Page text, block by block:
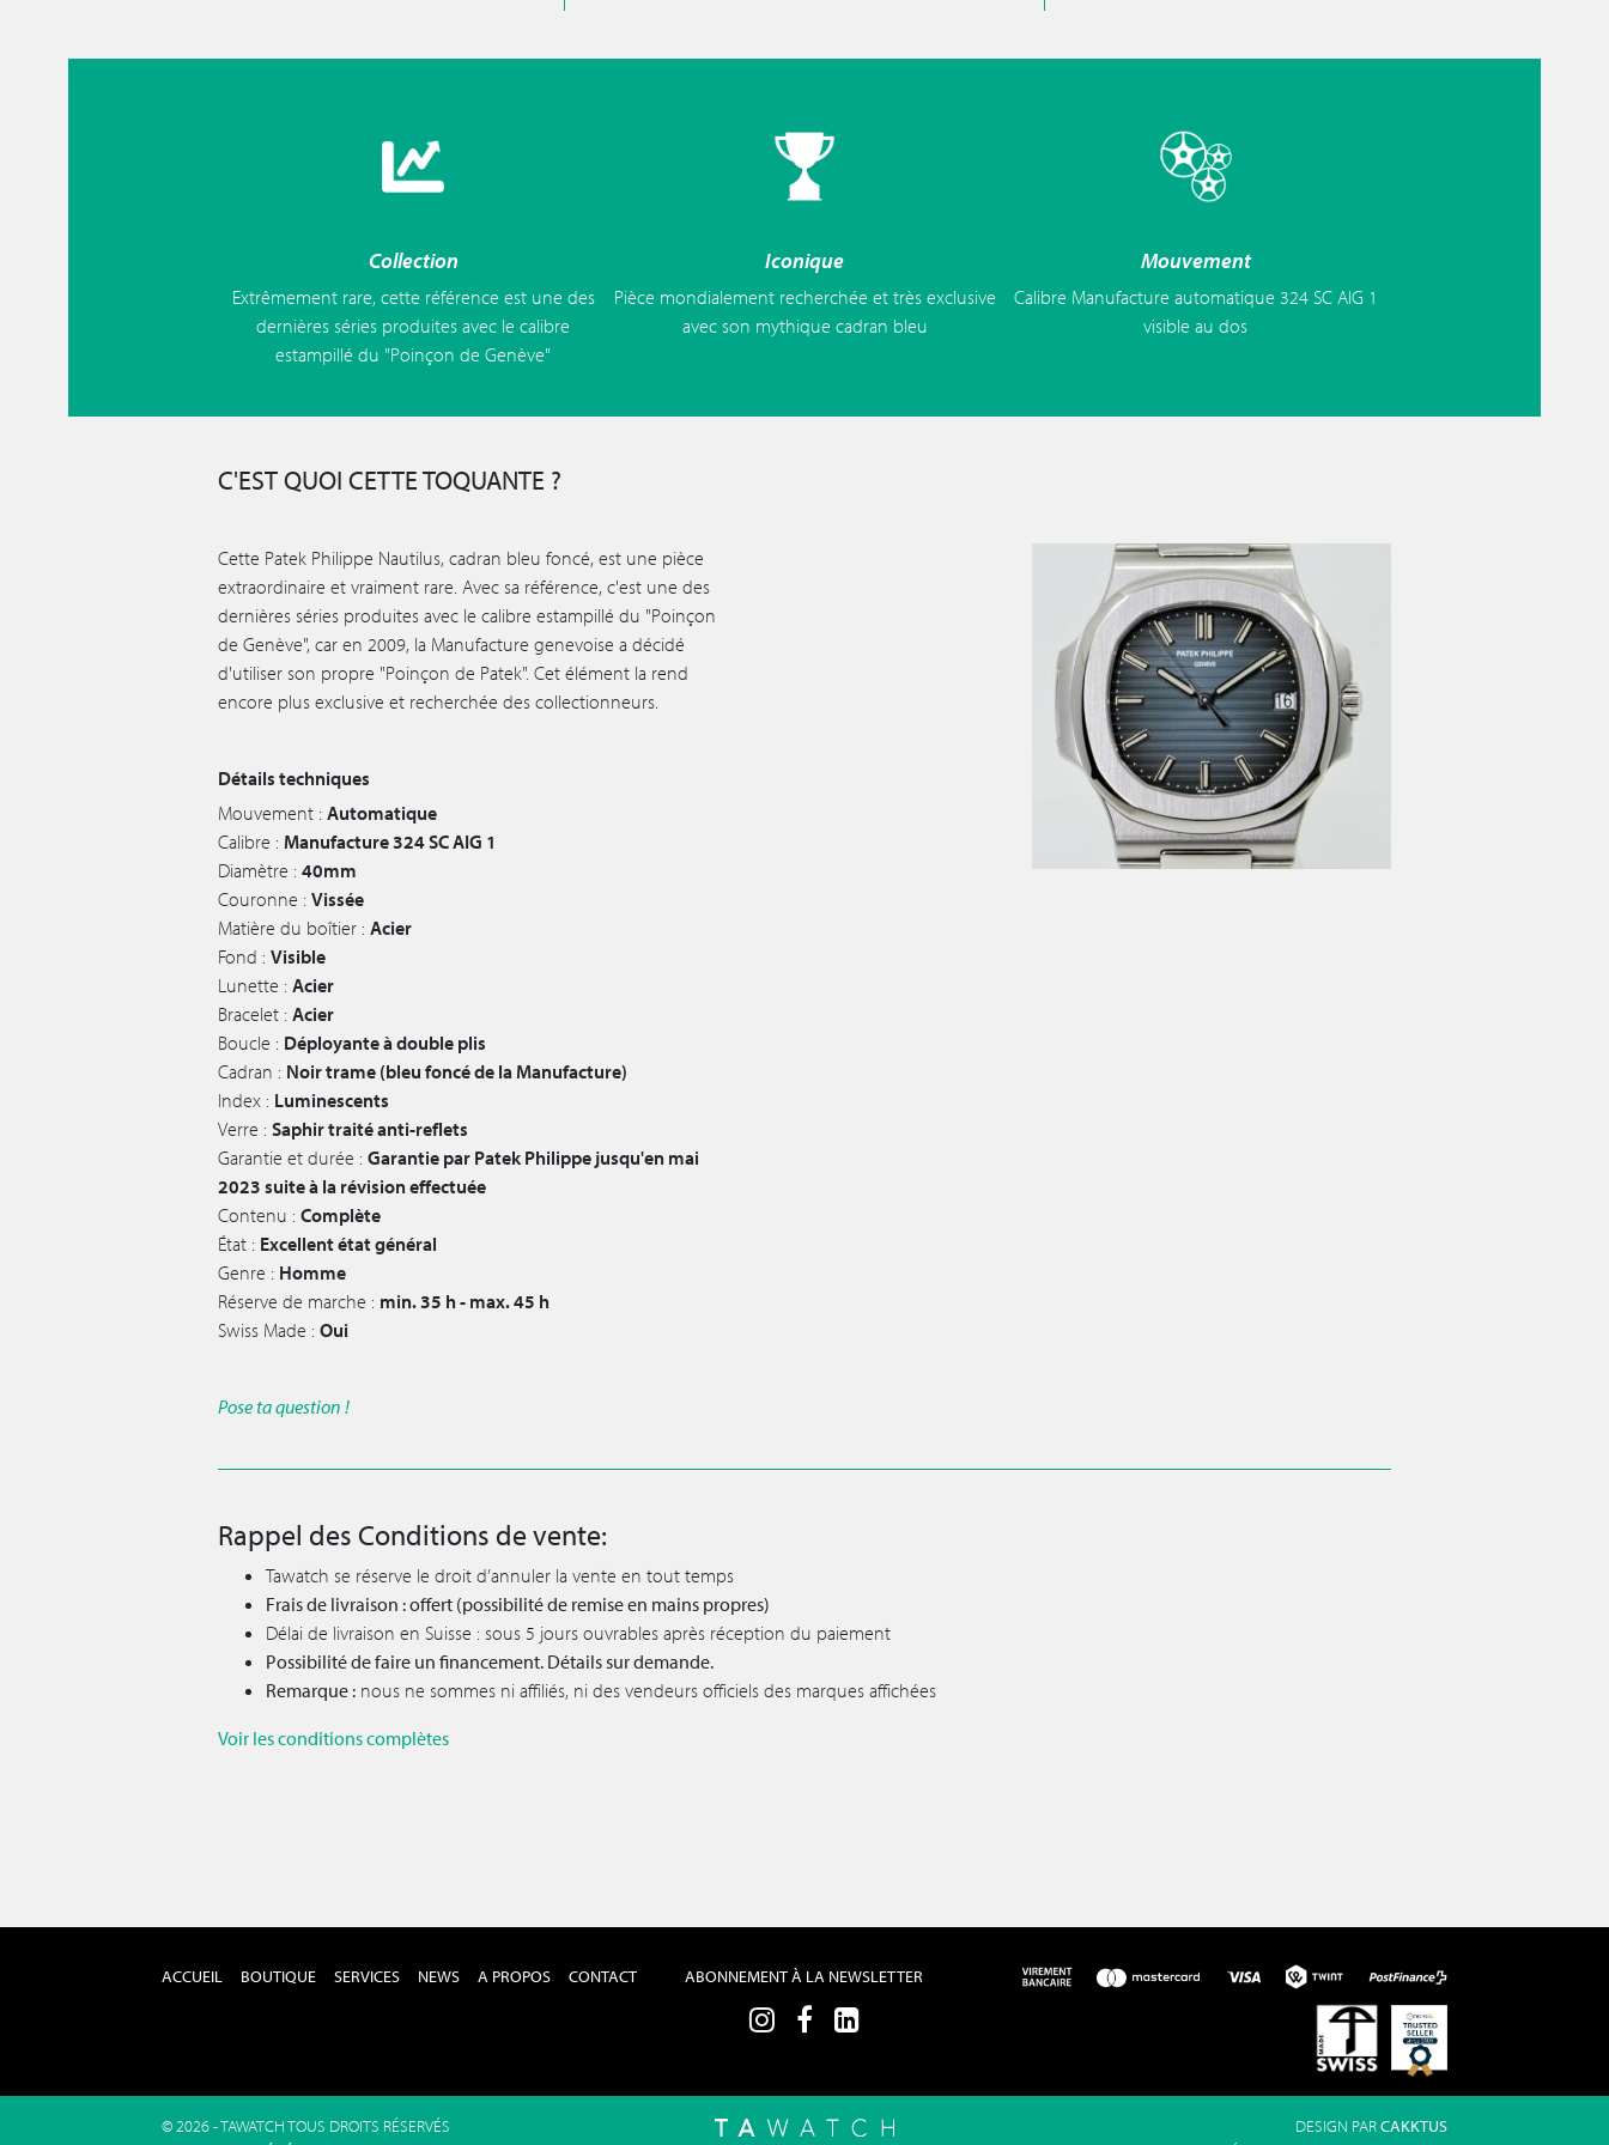
Collection
Extrêmement rare, cette référence est une des
dernières séries produites avec le calibre
estampillé du "Poinçon de Genève"
Iconique
Pièce mondialement recherchée et très exclusive
avec son mythique cadran bleu
Mouvement
Calibre Manufacture automatique 324 SC AIG 1
visible au dos
C'EST QUOI CETTE TOQUANTE ?
Cette Patek Philippe Nautilus, cadran bleu foncé, est une pièce
extraordinaire et vraiment rare. Avec sa référence, c'est une des
dernières séries produites avec le calibre estampillé du "Poinçon
de Genève", car en 2009, la Manufacture genevoise a décidé
d'utiliser son propre "Poinçon de Patek". Cet élément la rend
encore plus exclusive et recherchée des collectionneurs.
Détails techniques
Mouvement : Automatique
Calibre : Manufacture 324 SC AIG 1
Diamètre : 40mm
Couronne : Vissée
Matière du boîtier : Acier
Fond : Visible
Lunette : Acier
Bracelet : Acier
Boucle : Déployante à double plis
Cadran : Noir trame (bleu foncé de la Manufacture)
Index : Luminescents
Verre : Saphir traité anti-reflets
Garantie et durée : Garantie par Patek Philippe jusqu'en mai
2023 suite à la révision effectuée
Contenu : Complète
État : Excellent état général
Genre : Homme
Réserve de marche : min. 35 h - max. 45 h
Swiss Made : Oui
Pose ta question !
Rappel des Conditions de vente:
Tawatch se réserve le droit d’annuler la vente en tout temps
Frais de livraison : offert (possibilité de remise en mains propres)
Délai de livraison en Suisse : sous 5 jours ouvrables après réception du paiement
Possibilité de faire un financement. Détails sur demande.
Remarque : nous ne sommes ni affiliés, ni des vendeurs officiels des marques affichées
Voir les conditions complètes
ACCUEIL BOUTIQUE SERVICES NEWS A PROPOS CONTACT ABONNEMENT À LA NEWSLETTER
© 2026 - TAWATCH TOUS DROITS RÉSERVÉS
DESIGN PARCAKKTUS